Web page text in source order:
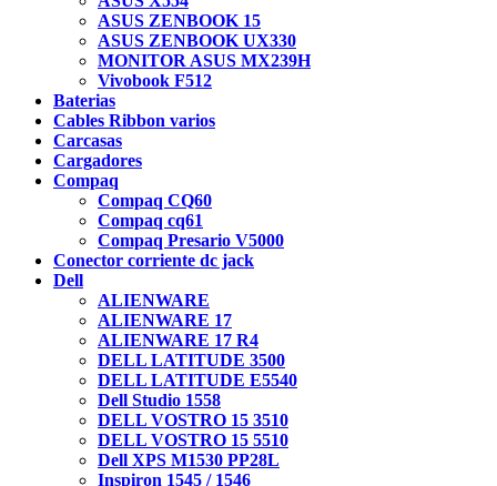
ASUS ZENBOOK 15
ASUS ZENBOOK UX330
MONITOR ASUS MX239H
Vivobook F512
Baterias
Cables Ribbon varios
Carcasas
Cargadores
Compaq
Compaq CQ60
Compaq cq61
Compaq Presario V5000
Conector corriente dc jack
Dell
ALIENWARE
ALIENWARE 17
ALIENWARE 17 R4
DELL LATITUDE 3500
DELL LATITUDE E5540
Dell Studio 1558
DELL VOSTRO 15 3510
DELL VOSTRO 15 5510
Dell XPS M1530 PP28L
Inspiron 1545 / 1546